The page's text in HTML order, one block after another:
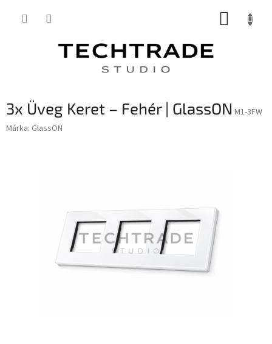
KOSÁR
3x Üveg Keret – Fehér | GlassON M1-3FW
Márka: GlassON